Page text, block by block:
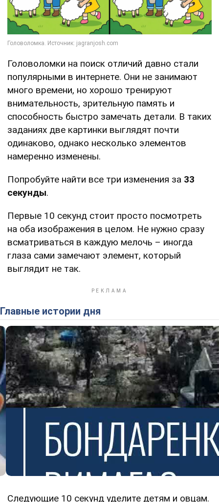
Головоломки на поиск отличий давно стали
популярными в интернете. Они не занимают
много времени, но хорошо тренируют
внимательность, зрительную память и
способность быстро замечать детали. В таких
заданиях две картинки выглядят почти
одинаково, однако несколько элементов
намеренно изменены.
Попробуйте найти все три изменения за 33
секунды.
Первые 10 секунд стоит просто посмотреть
на оба изображения в целом. Не нужно сразу
всматриваться в каждую мелочь – иногда
глаза сами замечают элемент, который
выглядит не так.
Главные истории дня
Следующие 10 секунд уделите детям и овцам.